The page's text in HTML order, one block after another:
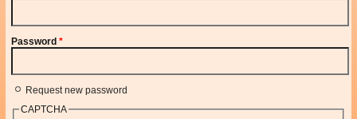
Password*
Request new password
CAPTCHA